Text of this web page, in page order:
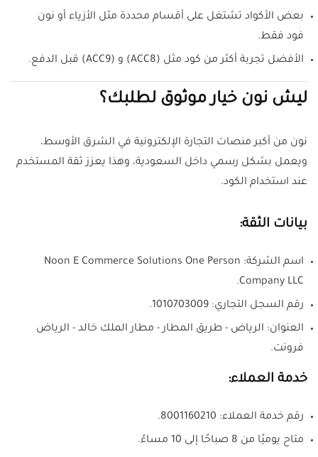
بعض الأكواد تشتغل على أقسام محددة مثل الأزياء أو نون
فود فقط.
الأفضل تجربة أكثر من كود مثل (ACC8) و (ACC9) قبل الدفع.
ليش نون خيار موثوق لطلبك؟
نون من أكبر منصات التجارة الإلكترونية في الشرق الأوسط،
ويعمل بشكل رسمي داخل السعودية، وهذا يعزز ثقة المستخدم
عند استخدام الكود.
بيانات الثقة:
اسم الشركة: Noon E Commerce Solutions One Person
Company LLC.
رقم السجل التجاري: 1010703009.
العنوان: الرياض - طريق المطار - مطار الملك خالد - الرياض
فرونت.
خدمة العملاء:
رقم خدمة العملاء: 8001160210.
متاح يوميًا من 8 صباحًا إلى 10 مساءً.